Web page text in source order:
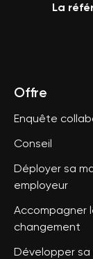
La
Offre
Enquête
Conseil
Déployer sa
employeur
Accompagner
changement
Développer sa